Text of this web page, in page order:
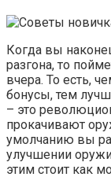
Когда вы
разгона, то
вчера. То есть,
бонусы, тем
– это
прокачивают
умолчанию вы
улучшении
этим стоит как